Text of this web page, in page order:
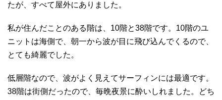
たが、すべて屋外にありました。
私が住んだことのある階は、10階と38階です。10階のユ
ニットは海側で、朝一から波が目に飛び込んでくるので、
とても綺麗でした。
低層階なので、波がよく見えてサーフィンには最適です。
38階は街側だったので、毎晩夜景に酔いしれました。どち